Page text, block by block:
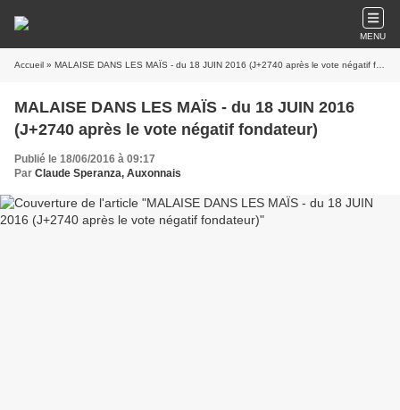
MENU
Accueil » MALAISE DANS LES MAÏS - du 18 JUIN 2016 (J+2740 après le vote négatif fondateur)
MALAISE DANS LES MAÏS - du 18 JUIN 2016
(J+2740 après le vote négatif fondateur)
Publié le 18/06/2016 à 09:17
Par Claude Speranza, Auxonnais